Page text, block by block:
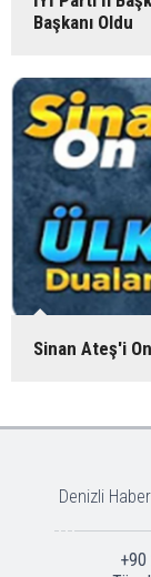
Başkanı Oldu
Sinan Ateş'i
Denizli